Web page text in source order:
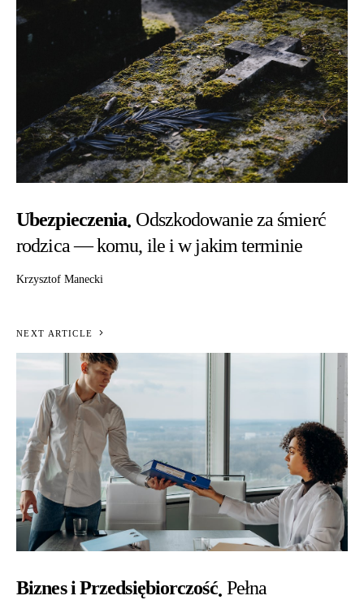
Ubezpieczenia Odszkodowanie za śmierć
rodzica — komu, ile i w jakim terminie
Krzysztof Manecki
NEXT ARTICLE
Biznes i Przedsiębiorczość Pełna